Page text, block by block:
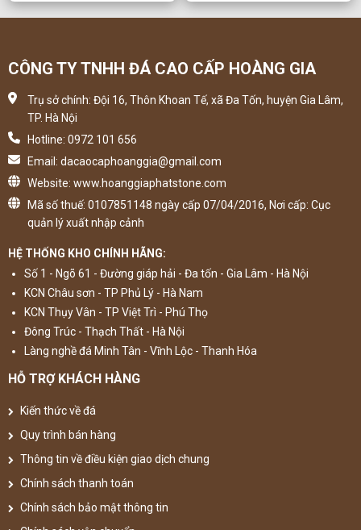
CÔNG TY TNHH ĐÁ CAO CẤP HOÀNG GIA
Trụ sở chính: Đội 16, Thôn Khoan Tế, xã Đa Tốn, huyện Gia Lâm,
TP. Hà Nội
Hotline: 0972 101 656
Email: dacaocaphoanggia@gmail.com
Website: www.hoanggiaphatstone.com
Mã số thuế: 0107851148 ngày cấp 07/04/2016, Nơi cấp: Cục
quản lý xuất nhập cảnh
HỆ THỐNG KHO CHÍNH HÃNG:
Số 1 - Ngõ 61 - Đường giáp hải - Đa tốn - Gia Lâm - Hà Nội
KCN Châu sơn - TP Phủ Lý - Hà Nam
KCN Thụy Vân - TP Việt Trì - Phú Thọ
Đông Trúc - Thạch Thất - Hà Nội
Làng nghề đá Minh Tân - Vĩnh Lộc - Thanh Hóa
HỖ TRỢ KHÁCH HÀNG
Kiến thức về đá
Quy trình bán hàng
Thông tin về điều kiện giao dịch chung
Chính sách thanh toán
Chính sách bảo mật thông tin